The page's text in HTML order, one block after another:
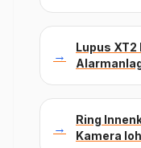
→
Lupus
→
Ring
Kamera